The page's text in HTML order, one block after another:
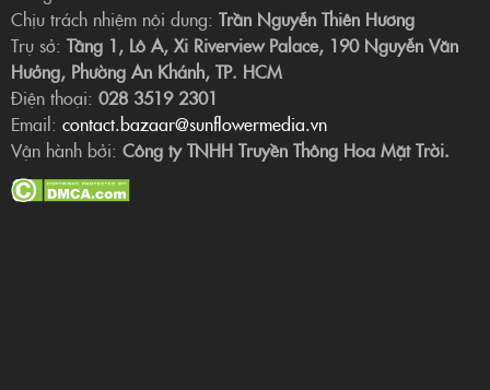
Chịu trách nhiệm nội dung: Trần Nguyễn Thiên Hương
Trụ sở: Tầng 1, Lô A, Xi Riverview Palace, 190 Nguyễn Văn
Hưởng, Phường An Khánh, TP. HCM
Điện thoại: 028 3519 2301
Email: contact.bazaar@sunflowermedia.vn
Vận hành bởi: Công ty TNHH Truyền Thông Hoa Mặt Trời.